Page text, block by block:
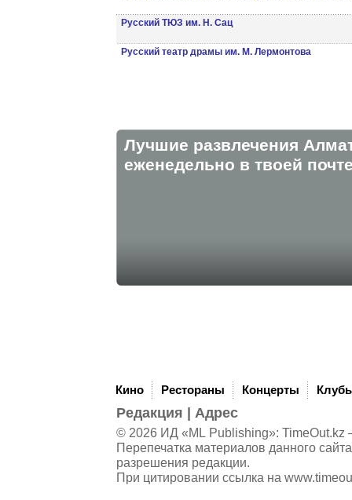
Русский ТЮЗ им. Н. Сац
Русский театр драмы им. М. Лермонтова
Лучшие развлечения
eженедельно в твоей
Кино Рестораны Концерты
Редакция Адрес
© 2026 ИД «ML Publishing»: TimeOut.kz
Перепечатка материалов данного
разрешения редакции.
При цитировании ссылка на